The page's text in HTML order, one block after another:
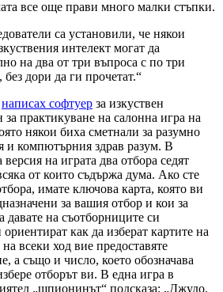
все още прави много малки стъпки.
са установили, че някои
интелект могат да
на два от три въпроса с по три
без дори да ги прочетат.“
написах софтуер за изкуствен
за практикуване на салонна игра на
някои биха сметнали за разумно
и компютърния здрав разум. В
на играта два отбора седят
от които съдържа дума. Ако сте
имате ключова карта, която ви
за вашия отбор и кои за
давате на съотборниците си
как да изберат картите на
всеки ход вие предоставяте
а също и число, което обозначава
отборът ви. В една игра в
„шпионинът“ подсказа: „Джудо,